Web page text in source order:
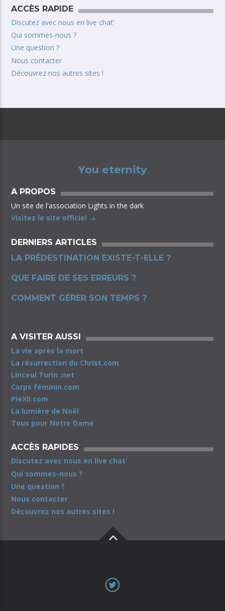
ACCÈS RAPIDE
Discutez avec nous en live chat’
Qui sommes-nous ?
Une question ?
Nous contacter
Découvrez nos autres sites !
You eternity
A PROPOS
Un site de l'association Lights in the dark
Visitez le site officiel
DERNIERS ARTICLES
LA PRÉDESTINATION EXISTE-T-ELLE ?
QUE FAIRE DE SES ERREURS ?
COMMENT GÉRER SON TEMPS ?
A VISITER AUSSI
La vie après la mort
La résurrection du Christ.com
Linceul Turin .net
Corps féminin.com
PieXII.com
La lumière de Noël
Tous pour Notre Dame
ACCÈS RAPIDES
Discutez avec nous en live chat’
Qui sommes-nous ?
Une question ?
Nous contacter
Découvrez nos autres sites !